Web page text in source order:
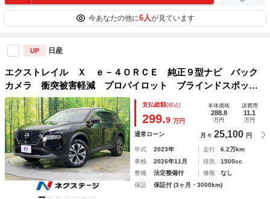
今あなたの他に6人が見ています
UP 日産
エクストレイル Ｘ ｅ－４ＯＲＣＥ 純正９型ナビ バック
カメラ 衝突被害軽減 プロパイロット ブラインドスポット
モニター 禁煙 パワーシート コーナーセンサー 全席シー
トヒーター ＥＴＣ 純正１８インチＡＷ Ｂｌｕｅｔｏｏｔ
ｈ フルセグ
支払総額(税込)
299.9 万円
本体価格
288.8
万円
諸費用
11.1
万円
通常ローン 月々 25,100 円
年式 2023年 走行
6.2万km
車検
2026年11月 排気
1500cc
整備
法定整備付 修復
なし
保証
保証付 (3ヶ月・3000km)